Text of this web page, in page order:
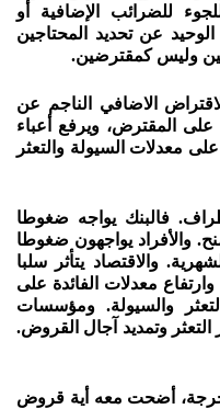
للضرائب الإضافية أو
عن تحديد المحتاجين
وليس كمقترضين.
الاضافي الناجم عن
على المقترض، ويرفع أعباء
معدلات السيولة والتعثر
فالبنك يواجه ضغوطا
والأفراد يواجهون ضغوطا
والاقتصاد يتأثر سلبا
معدلات الفائدة على
والسيولة. ومؤسسات
وتمديد آجال القروض.
أضحت معه أية قروض